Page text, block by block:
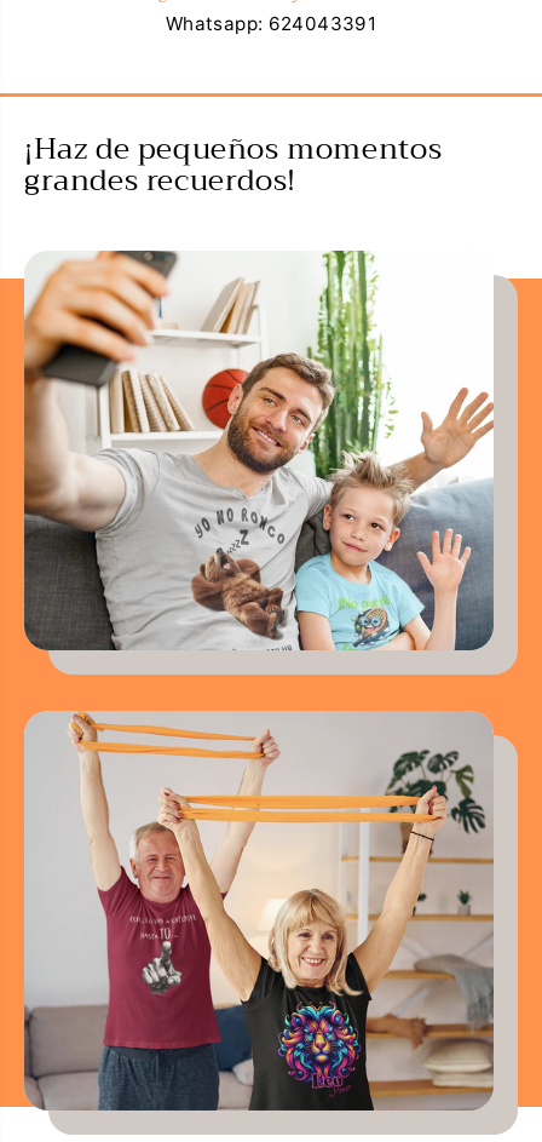
Whatsapp: 624043391
¡Haz de pequeños momentos
grandes recuerdos!